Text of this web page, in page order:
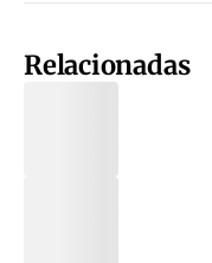
Relacionadas